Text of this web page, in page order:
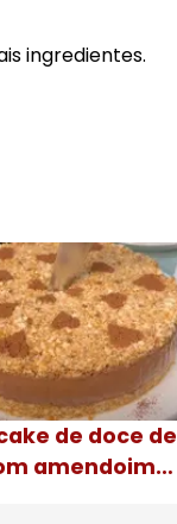
ingredientes.
de doce de
amendoim